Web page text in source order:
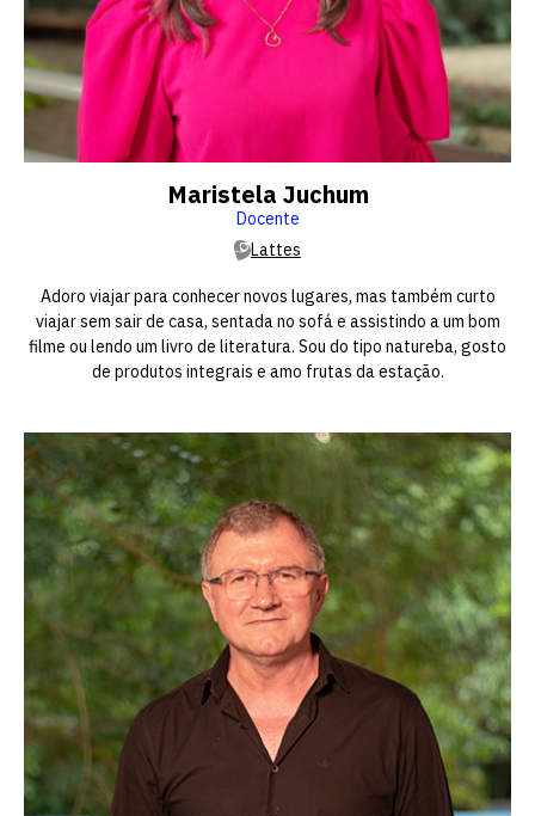
Maristela Juchum
Docente
Lattes
Adoro viajar para conhecer novos lugares, mas também curto
viajar sem sair de casa, sentada no sofá e assistindo a um bom
filme ou lendo um livro de literatura. Sou do tipo natureba, gosto
de produtos integrais e amo frutas da estação.